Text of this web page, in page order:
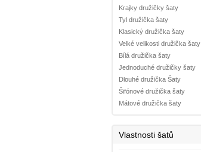
Krajky družičky šaty
Tyl družička šaty
Klasický družička šaty
Velké velikosti družička šaty
Bílá družička šaty
Jednoduché družičky šaty
Dlouhé družička Šaty
Šifónové družička šaty
Mátové družička šaty
Vlastnosti šatů